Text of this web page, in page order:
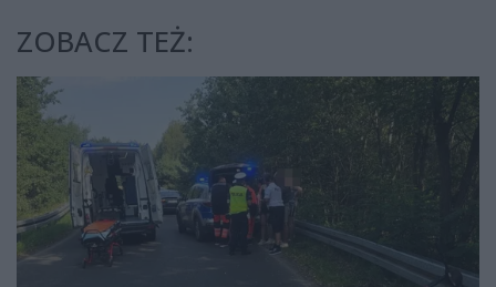
ZOBACZ TEŻ: